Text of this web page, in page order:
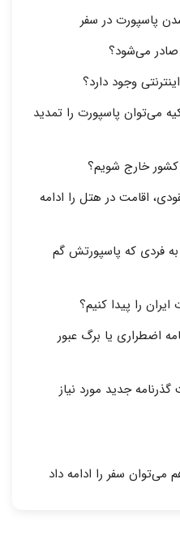
پاسپورت در سفر
صادر می‌شود؟
وجود دارد؟
می‌توان پاسپورت را تمدید
کشور خارج شویم؟
اقامت در هتل را ادامه
فردی که پاسپورتش گم
را پیدا کنیم؟
اضطراری یا برگ عبور
جدید مورد نیاز
سفر را ادامه داد